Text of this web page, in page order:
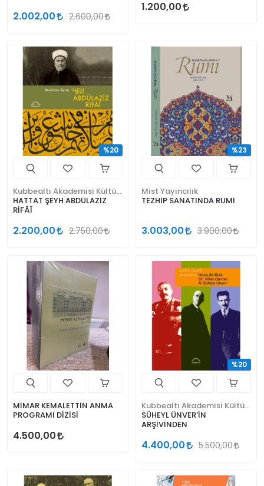
2.002,00 2.600,00
1.200,00
HATTAT ŞEYH ABDÜLAZİZ
RİFÂÎ
2.200,00 2.750,00
%20
Mist Yayıncılık
TEZHİP SANATINDA RUMİ
3.003,00 3.900,00
%23
MİMAR KEMALETTİN ANMA
PROGRAMI DİZİSİ
4.500,00
SÜHEYL ÜNVER'İN
ARŞİVİNDEN
4.400,00 5.500,00
%20